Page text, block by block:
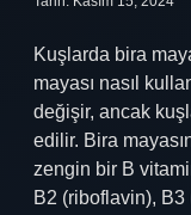
Kuşlarda bira
mayası nasıl
değişir, ancak
edilir. Bira
zengin bir B
B2 (riboflavin), B3